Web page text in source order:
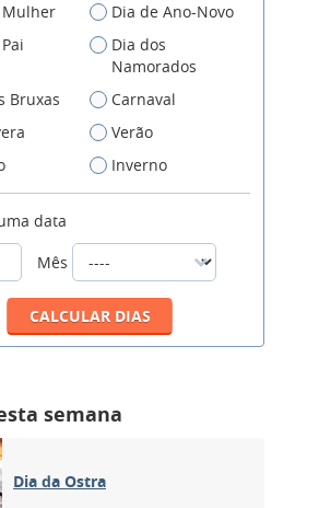
Mulher
Dia de Ano-Novo
Dia dos
Namorados
Bruxas
Carnaval
Verão
Inverno
data
Mês
semana
Dia da Ostra